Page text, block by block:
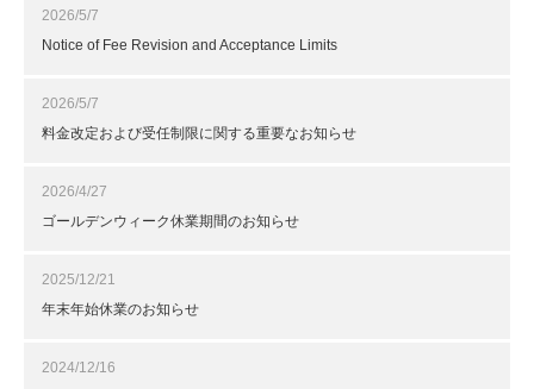
2026/5/7
Notice of Fee Revision and Acceptance Limits
2026/5/7
料金改定および受任制限に関する重要なお知らせ
2026/4/27
ゴールデンウィーク休業期間のお知らせ
2025/12/21
年末年始休業のお知らせ
2024/12/16